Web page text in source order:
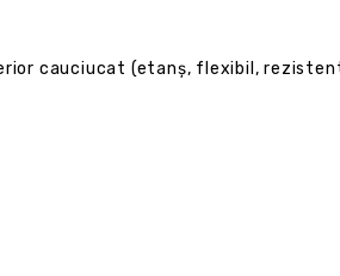
cauciucat (etanș, flexibil,